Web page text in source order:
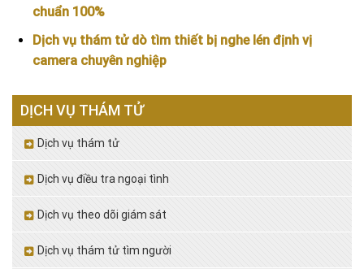
chuẩn 100%
Dịch vụ thám tử dò tìm thiết bị nghe lén định vị
camera chuyên nghiệp
DỊCH VỤ THÁM TỬ
Dịch vụ thám tử
Dịch vụ điều tra ngoại tình
Dịch vụ theo dõi giám sát
Dịch vụ thám tử tìm người